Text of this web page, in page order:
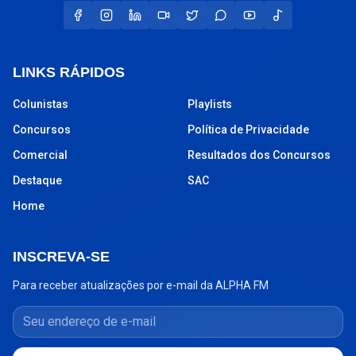
LINKS RÁPIDOS
Colunistas
Concursos
Comercial
Destaque
Home
Playlists
Política de Privacidade
Resultados dos Concursos
SAC
INSCREVA-SE
Para receber atualizações por e-mail da ALPHA FM
Seu endereço de e-mail